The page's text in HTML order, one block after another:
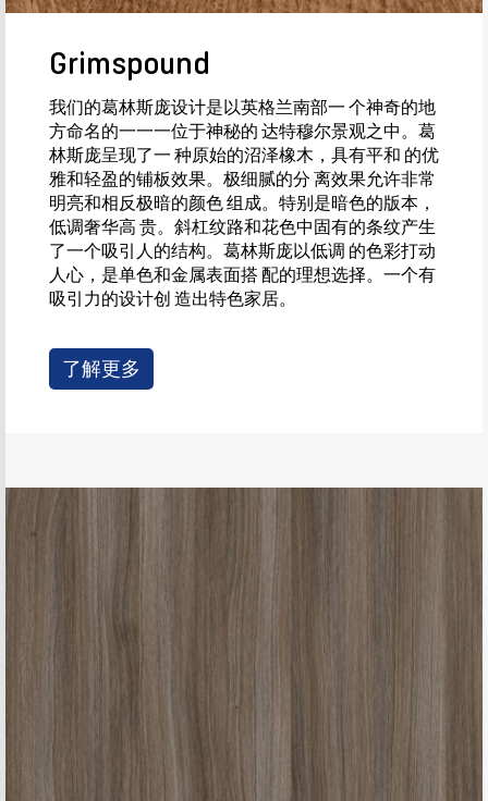
Grimspound
我们的葛林斯庞设计是以英格兰南部一 个神奇的地
方命名的一一一位于神秘的 达特穆尔景观之中。葛
林斯庞呈现了一 种原始的沼泽橡木，具有平和 的优
雅和轻盈的铺板效果。极细腻的分 离效果允许非常
明亮和相反极暗的颜色 组成。特别是暗色的版本，
低调奢华高 贵。斜杠纹路和花色中固有的条纹产生
了一个吸引人的结构。葛林斯庞以低调 的色彩打动
人心，是单色和金属表面搭 配的理想选择。一个有
吸引力的设计创 造出特色家居。
了解更多